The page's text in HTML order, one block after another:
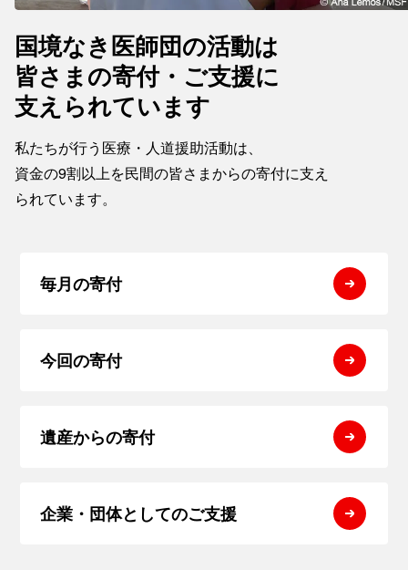
国境なき医師団の活動は
皆さまの寄付・ご支援に
支えられています
私たちが行う医療・人道援助活動は、
資金の9割以上を民間の皆さまからの寄付に支え
られています。
毎月の寄付
今回の寄付
遺産からの寄付
企業・団体としてのご支援